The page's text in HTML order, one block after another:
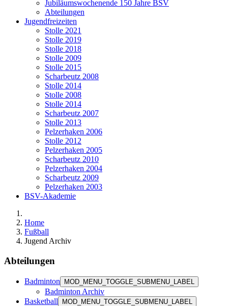
Jubiläumswochenende 150 Jahre BSV
Abteilungen
Jugendfreizeiten
Stolle 2021
Stolle 2019
Stolle 2018
Stolle 2009
Stolle 2015
Scharbeutz 2008
Stolle 2014
Stolle 2008
Stolle 2014
Scharbeutz 2007
Stolle 2013
Pelzerhaken 2006
Stolle 2012
Pelzerhaken 2005
Scharbeutz 2010
Pelzerhaken 2004
Scharbeutz 2009
Pelzerhaken 2003
BSV-Akademie
Home
Fußball
Jugend Archiv
Abteilungen
Badminton MOD_MENU_TOGGLE_SUBMENU_LABEL
Badminton Archiv
Basketball
MOD_MENU_TOGGLE_SUBMENU_LABEL